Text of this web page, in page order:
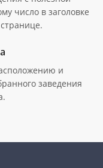
число в заголовке
и
заведения